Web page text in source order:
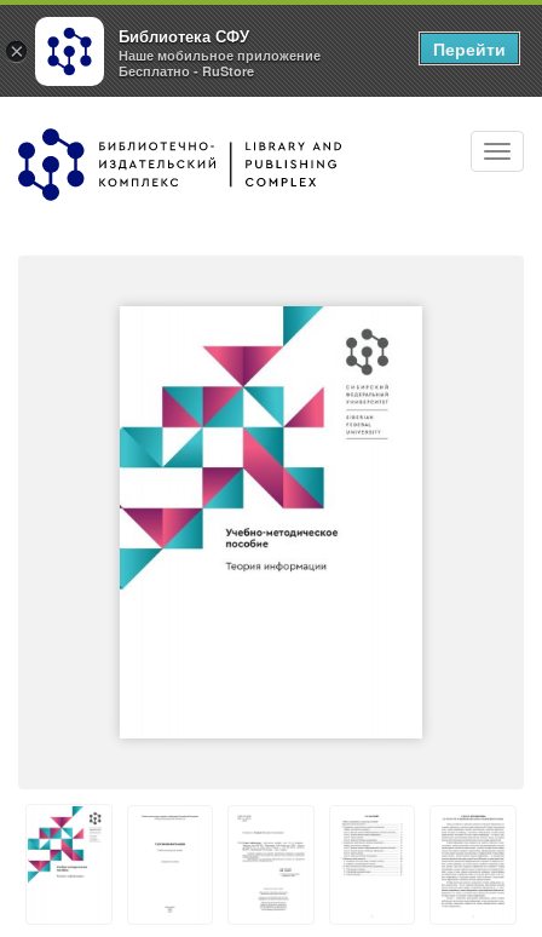
Перейти
основному
×
Библиотека СФУ
Наше мобильное приложение
Бесплатно - RuStore
Перейти